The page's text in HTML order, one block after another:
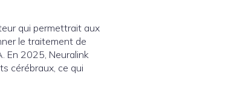
qui permettrait aux
le traitement de
En 2025, Neuralink
cérébraux, ce qui